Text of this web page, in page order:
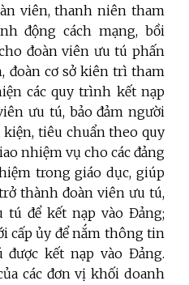
viên, thanh niên tham
động cách mạng, bồi
đoàn viên ưu tú phấn
đoàn cơ sở kiên trì tham
các quy trình kết nạp
ưu tú, bảo đảm người
tiêu chuẩn theo quy
nhiệm vụ cho các đảng
trong giáo dục, giúp
thành đoàn viên ưu tú,
để kết nạp vào Đảng;
cấp ủy để nắm thông tin
kết nạp vào Đảng.
các đơn vị khối doanh